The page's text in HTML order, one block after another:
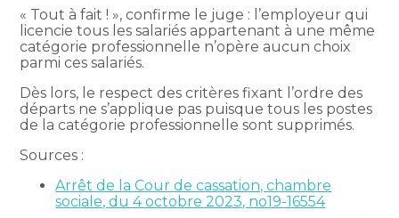
« Tout à fait ! », confirme le juge : l’employeur qui
licencie tous les salariés appartenant à une même
catégorie professionnelle n’opère aucun choix
parmi ces salariés.
Dès lors, le respect des critères fixant l’ordre des
départs ne s’applique pas puisque tous les postes
de la catégorie professionnelle sont supprimés.
Sources :
Arrêt de la Cour de cassation, chambre
sociale, du 4 octobre 2023, no19-16554